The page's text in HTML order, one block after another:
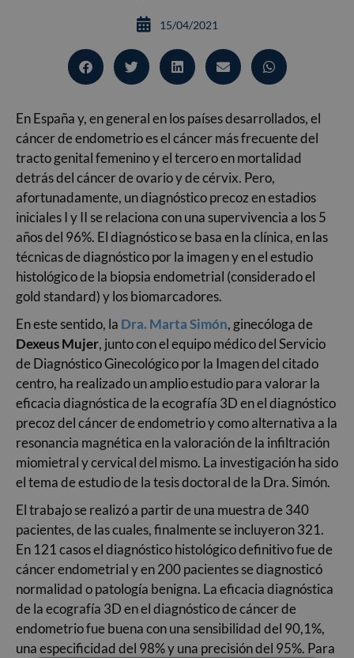
15/04/2021
En España y, en general en los países desarrollados, el
cáncer de endometrio es el cáncer más frecuente del
tracto genital femenino y el tercero en mortalidad
detrás del cáncer de ovario y de cérvix. Pero,
afortunadamente, un diagnóstico precoz en estadios
iniciales I y II se relaciona con una supervivencia a los 5
años del 96%. El diagnóstico se basa en la clínica, en las
técnicas de diagnóstico por la imagen y en el estudio
histológico de la biopsia endometrial (considerado el
gold standard) y los biomarcadores.
En este sentido, la Dra. Marta Simón, ginecóloga de
Dexeus Mujer, junto con el equipo médico del Servicio
de Diagnóstico Ginecológico por la Imagen del citado
centro, ha realizado un amplio estudio para valorar la
eficacia diagnóstica de la ecografía 3D en el diagnóstico
precoz del cáncer de endometrio y como alternativa a la
resonancia magnética en la valoración de la infiltración
miomietral y cervical del mismo. La investigación ha sido
el tema de estudio de la tesis doctoral de la Dra. Simón.
El trabajo se realizó a partir de una muestra de 340
pacientes, de las cuales, finalmente se incluyeron 321.
En 121 casos el diagnóstico histológico definitivo fue de
cáncer endometrial y en 200 pacientes se diagnosticó
normalidad o patología benigna. La eficacia diagnóstica
de la ecografía 3D en el diagnóstico de cáncer de
endometrio fue buena con una sensibilidad del 90,1%,
una especificidad del 98% y una precisión del 95%. Para